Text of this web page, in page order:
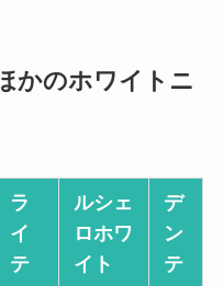
かのホワイトニ
ラ
イ
テ
ルシェ
ロホワ
イト
デ
ン
テ